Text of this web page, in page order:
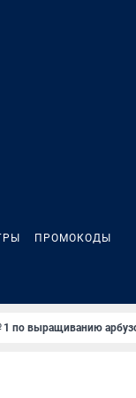
ПРОМОКОДЫ
по выращиванию